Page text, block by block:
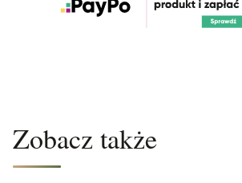
Zobacz także